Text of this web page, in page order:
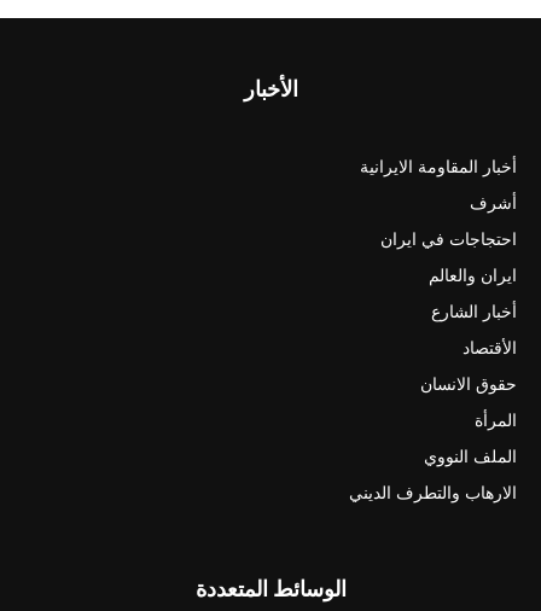
الأخبار
أخبار المقاومة الايرانية
أشرف
احتجاجات في ايران
ايران والعالم
أخبار الشارع
الأقتصاد
حقوق الانسان
المرأة
الملف النووي
الارهاب والتطرف الديني
الوسائط المتعددة